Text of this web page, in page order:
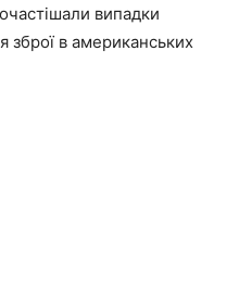
випадки
зброї в американських